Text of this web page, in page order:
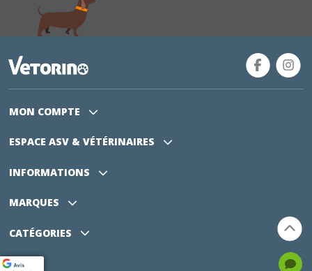
MON COMPTE
ESPACE ASV & VÉTÉRINAIRES
INFORMATIONS
MARQUES
CATÉGORIES